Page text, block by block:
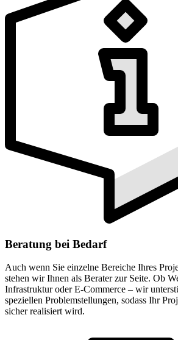
Beratung bei Bedarf
Auch wenn Sie einzelne Bereiche Ihres
stehen wir Ihnen als Berater zur Seite. Ob
Infrastruktur oder E-Commerce – wir
speziellen Problemstellungen, sodass Ihr
sicher realisiert wird.